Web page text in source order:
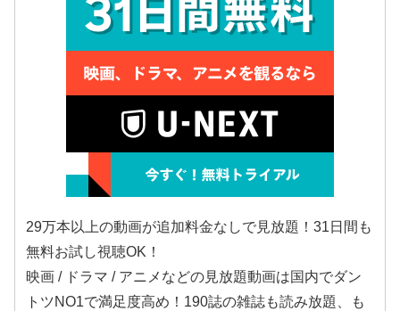
29万本以上の動画が追加料金なしで見放題！31日間も
無料お試し視聴OK！
映画 / ドラマ / アニメなどの見放題動画は国内でダン
トツNO1で満足度高め！190誌の雑誌も読み放題、も